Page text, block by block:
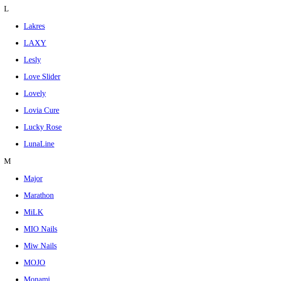
L
Lakres
LAXY
Lesly
Love Slider
Lovely
Lovia Cure
Lucky Rose
LunaLine
M
Major
Marathon
MiLK
MIO Nails
Miw Nails
MOJO
Monami